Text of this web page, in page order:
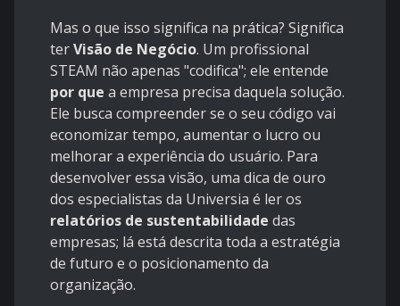
Mas o que isso significa na prática? Significa
terVisão de Negócio. Um profissional
STEAM não apenas "codifica"; ele entende
por que a empresa precisa daquela solução.
Ele busca compreender se o seu código vai
economizar tempo, aumentar o lucro ou
melhorar a experiência do usuário. Para
desenvolver essa visão, uma dica de ouro
dos especialistas da Universia é ler os
relatórios de sustentabilidade das
empresas; lá está descrita toda a estratégia
de futuro e o posicionamento da
organização.